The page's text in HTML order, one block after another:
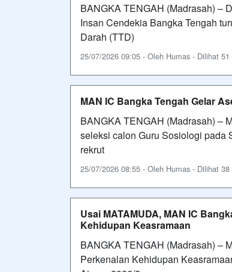
BANGKA TENGAH (Madrasah) –
Insan Cendekia Bangka Tengah
Darah (TTD)
25/07/2026 09:05 - Oleh Humas - Dilihat 51
MAN IC Bangka Tengah Gelar
BANGKA TENGAH (Madrasah) –
seleksi calon Guru Sosiologi pada
rekrut
25/07/2026 08:55 - Oleh Humas - Dilihat 38
Usai MATAMUDA, MAN IC
Kehidupan Keasramaan
BANGKA TENGAH (Madrasah) –
Perkenalan Kehidupan